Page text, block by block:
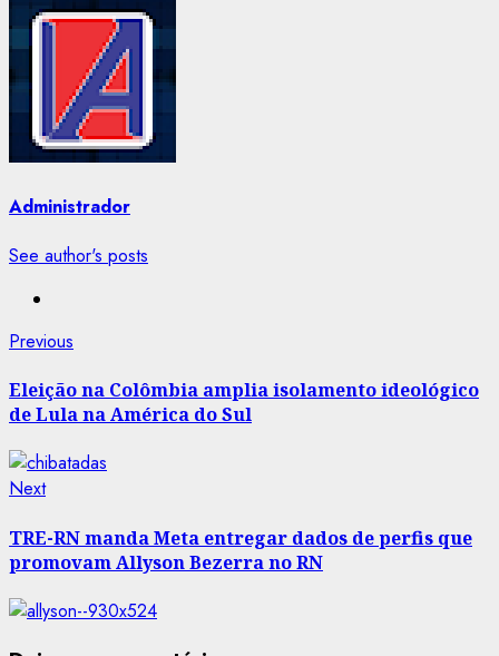
Administrador
See author's posts
Post
navigation
Previous
Eleição na Colômbia amplia isolamento ideológico
de Lula na América do Sul
NextNext
TRE-RN manda Meta entregar dados de perfis que
promovam Allyson Bezerra no RN